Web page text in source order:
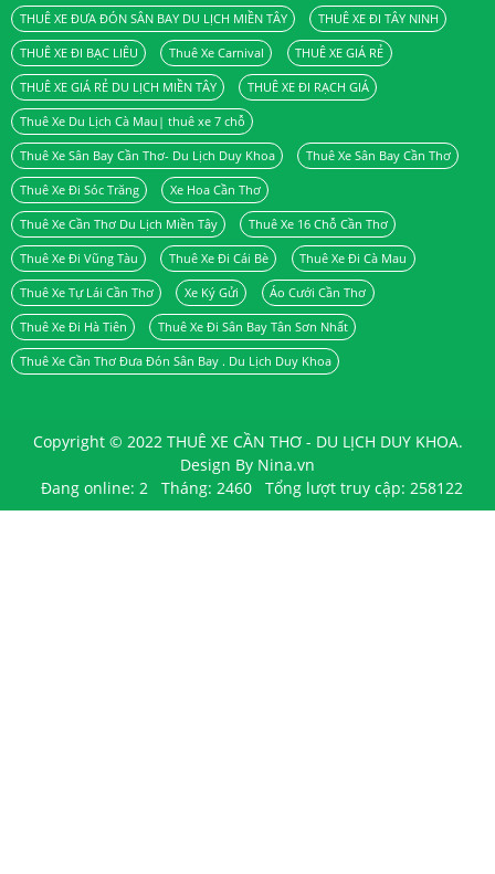
THUÊ XE ĐƯA ĐÓN SÂN BAY DU LỊCH MIỀN TÂY THUÊ XE ĐI TÂY NINH
THUÊ XE ĐI BẠC LIÊU Thuê Xe Carnival THUÊ XE GIÁ RẺ
THUÊ XE GIÁ RẺ DU LỊCH MIỀN TÂY THUÊ XE ĐI RẠCH GIÁ
Thuê Xe Du Lịch Cà Mau| thuê xe 7 chỗ
Thuê Xe Sân Bay Cần Thơ- Du Lịch Duy Khoa Thuê Xe Sân Bay Cần Thơ
Thuê Xe Đi Sóc Trăng Xe Hoa Cần Thơ
Thuê Xe Cần Thơ Du Lịch Miền Tây Thuê Xe 16 Chỗ Cần Thơ
Thuê Xe Đi Vũng Tàu Thuê Xe Đi Cái Bè Thuê Xe Đi Cà Mau
Thuê Xe Tự Lái Cần Thơ Xe Ký Gửi Áo Cưới Cần Thơ
Thuê Xe Đi Hà Tiên Thuê Xe Đi Sân Bay Tân Sơn Nhất
Thuê Xe Cần Thơ Đưa Đón Sân Bay . Du Lịch Duy Khoa
Copyright © 2022 THUÊ XE CẦN THƠ - DU LỊCH DUY KHOA.
Design By Nina.vn
Đang online: 2
Tháng: 2460 Tổng lượt truy cập: 258122